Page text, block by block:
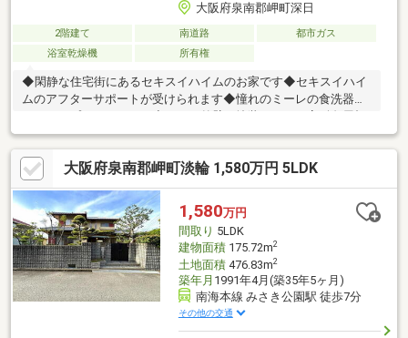
大阪府泉南郡岬町深日
2階建て 南道路
都市ガス
浴室乾燥機
所有権
◆閑静な住宅街にあるセキスイハイムのお家です◆セキスイハイ
ムのアフターサポートが受けられます◆憧れのミーレの食洗器に
なので、メンテナンス費用がかかりません◆リビングの延長線上
としてウッドデッキ、芝生があるので、ＢＢＱ等も楽しめ、お子
様を安心して遊ばせられます◆大型ＣＬ、ＷＩＣ、納戸があり、
収納豊富です◆リモートワークにも便利な書斎あり◆汚れた衣
類、掃除用具、泥付き野菜などが洗えるスロップシンク付き！◆
２階の子供室（約12帖）はドアが２つあり、ライフスタイルの変
化に合わせて、２部屋に仕切る事も可能な設計です。
大阪府泉南郡岬町淡輪 1,580万円 5LDK
1,580万円
間取り 5LDK
建物面積175.72m2
土地面積476.83m2
築年月 1991年4月(築35年5ヶ月)
南海本線 みさき公園駅 徒歩7分
その他の交通